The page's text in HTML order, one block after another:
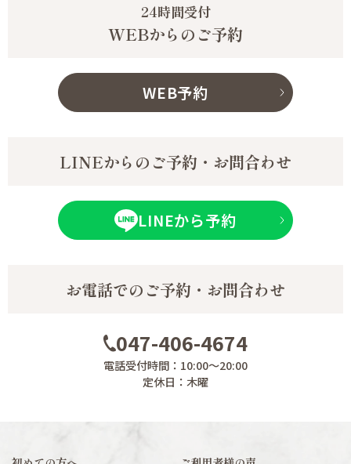
24時間受付
WEBからのご予約
WEB予約
LINEからのご予約・お問合わせ
LINEから予約
お電話でのご予約・お問合わせ
047-406-4674
電話受付時間：10:00～20:00
定休日：木曜